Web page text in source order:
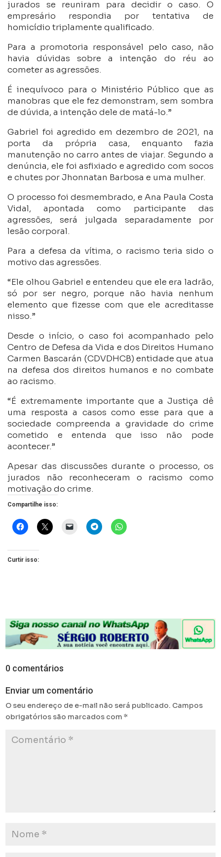
jurados se reuniram para decidir o caso. O
empresário respondia por tentativa de
homicídio triplamente qualificado.
Para a promotoria responsável pelo caso, não
havia dúvidas sobre a intenção do réu ao
cometer as agressões.
É inequívoco para o Ministério Público que as
manobras que ele fez demonstram, sem sombra
de dúvida, a intenção dele de matá-lo.”
Gabriel foi agredido em dezembro de 2021, na
porta da própria casa, enquanto fazia
manutenção no carro antes de viajar. Segundo a
denúncia, ele foi asfixiado e agredido com socos
e chutes por Jhonnatan Barbosa e uma mulher.
O processo foi desmembrado, e Ana Paula Costa
Vidal, apontada como participante das
agressões, será julgada separadamente por
lesão corporal.
Para a defesa da vítima, o racismo teria sido o
motivo das agressões.
“Ele olhou Gabriel e entendeu que ele era ladrão,
só por ser negro, porque não havia nenhum
elemento que fizesse com que ele acreditasse
nisso.”
Desde o início, o caso foi acompanhado pelo
Centro de Defesa da Vida e dos Direitos Humano
Carmen Bascarán (CDVDHCB) entidade que atua
na defesa dos direitos humanos e no combate
ao racismo.
“É extremamente importante que a Justiça dê
uma resposta a casos como esse para que a
sociedade compreenda a gravidade do crime
cometido e entenda que isso não pode
acontecer.”
Apesar das discussões durante o processo, os
jurados não reconheceram o racismo como
motivação do crime.
Compartilhe isso:
Curtir isso:
0 comentários
Enviar um comentário
O seu endereço de e-mail não será publicado. Campos
obrigatórios são marcados com*